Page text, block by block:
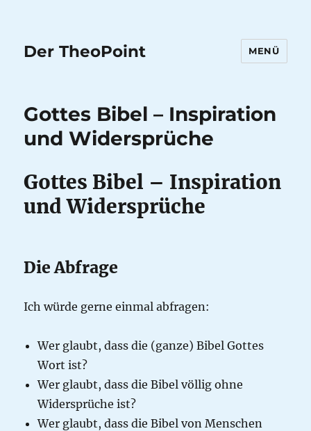
Der TheoPoint MENÜ
Gottes Bibel – Inspiration
und Widersprüche
Gottes Bibel – Inspiration
und Widersprüche
Die Abfrage
Ich würde gerne einmal abfragen:
Wer glaubt, dass die (ganze) Bibel Gottes
Wort ist?
Wer glaubt, dass die Bibel völlig ohne
Widersprüche ist?
Wer glaubt, dass die Bibel von Menschen